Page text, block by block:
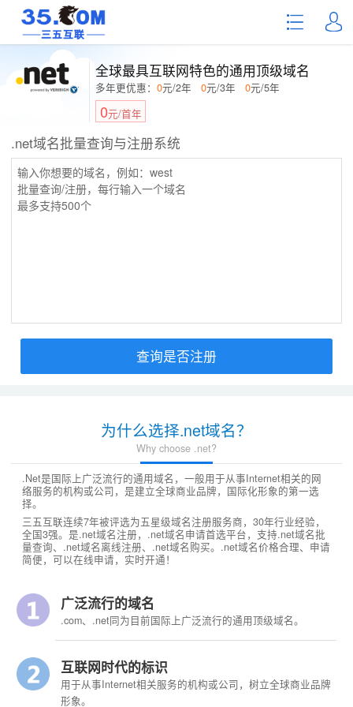
全球最具互联网特色的通用顶级域名
多年更优惠：0元/2年0元/3年0元/5年
0元/首年
.net域名批量查询与注册系统
查询是否注册
为什么选择.net域名？
Why choose .net?
.Net是国际上广泛流行的通用域名，一般用于从事Internet相关的网
络服务的机构或公司，是建立全球商业品牌，国际化形象的第一选
择。
三五互联连续7年被评选为五星级域名注册服务商，30年行业经验，
全国3强。是.net域名注册，.net域名申请首选平台，支持.net域名批
量查询、.net域名离线注册、.net域名购买。.net域名价格合理、申请
简便，可以在线申请，实时开通！
广泛流行的域名
.com、.net同为目前国际上广泛流行的通用顶级域名。
互联网时代的标识
用于从事Internet相关服务的机构或公司，树立全球商业品牌
形象。